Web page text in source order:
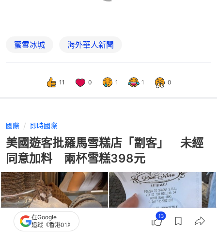
蜜雪冰城 海外華人新聞
11 0 1 1 0
國際 即時國際
美國遊客批羅馬雪糕店「劏客」 未經
同意加料 兩杯雪糕398元
在Google
追蹤《香港01》
13